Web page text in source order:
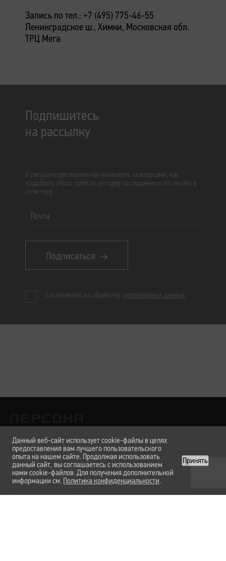
Запись по тел.: +7 (495) 775-46-55
Ленинградское ш., Химки, Московская обл.
ТРЦ Мега
Подпишитесь
на рассылку
В рассылке расскажем как ухаживать за волосами, как
подобрать образ, сделать укладку на свидание и что модно в
этом году
Почта
Подписаться
Согласен(на) на обработку персональных данных
Лаборатории Услуги и цены Вакансии О нас Карта сайта
Техническая поддержка
Данный веб-сайт использует cookie-файлы в целях
предоставления вам лучшего пользовательского
опыта на нашем сайте. Продолжая использовать
данный сайт, вы соглашаетесь с использованием
нами cookie-файлов. Для получения дополнительной
информации см. Политика конфиденциальности
Принять